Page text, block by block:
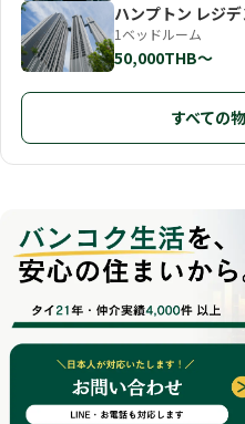
ハンプトン レジ
1ベッドルーム
50,000THB〜
すべての